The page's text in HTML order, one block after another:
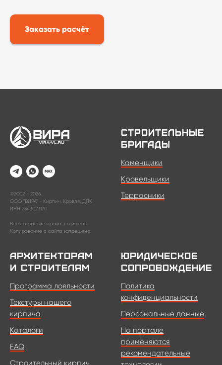
Заказать расчёт
©2002 - 2026
ООО "ВИРА" - Кирпич, Кровля, ДПК
ИНН 2543023170
Все авторские права защищены.
Копирование с сайта запрещено.
Строительные
бригады
Каменщики
Кровельщики
Террасники
Архитекторам
и строителям
Программа лояльности
Текстуры нашего
кирпича
Каталоги
FAQ
Строительный кирпич
Юридическое
сопровождение
Политика
конфиденциальности
Персональные данные
На портале
применяются
рекомендательные